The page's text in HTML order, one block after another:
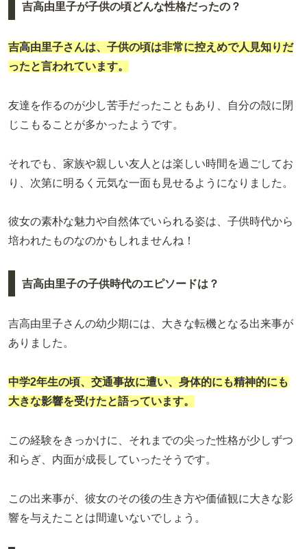
吉高由里子が子供の頃どんな性格だったの？
吉高由里子さんは、子供の頃は非常に控えめで人見知りだ
ったと言われています。
友達を作るのが少し苦手だったこともあり、自分の殻に閉
じこもることが多かったようです。
それでも、家族や親しい友人とは楽しい時間を過ごしてお
り、次第に明るく元気な一面も見せるようになりました。
彼女の素朴な魅力や自然体でいられる姿は、子供時代から
培われたものなのかもしれませんね！
吉高由里子の子供時代のエピソードは？
吉高由里子さんの幼少期には、大きな転機となる出来事が
ありました。
中学2年生の頃、交通事故に遭い、身体的にも精神的にも
大きな影響を受けたと語っています。
この経験をきっかけに、それまでの尖った性格が少しずつ
和らぎ、内面が成長していったそうです。
この出来事が、彼女のその後の生き方や価値観に大きな影
響を与えたことは間違いないでしょう。